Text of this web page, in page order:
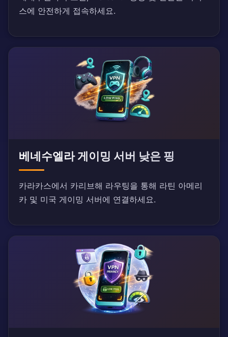
스에 안전하게 접속하세요.
베네수엘라 게이밍 서버 낮은 핑
카라카스에서 카리브해 라우팅을 통해 라틴 아메리
카 및 미국 게이밍 서버에 연결하세요.